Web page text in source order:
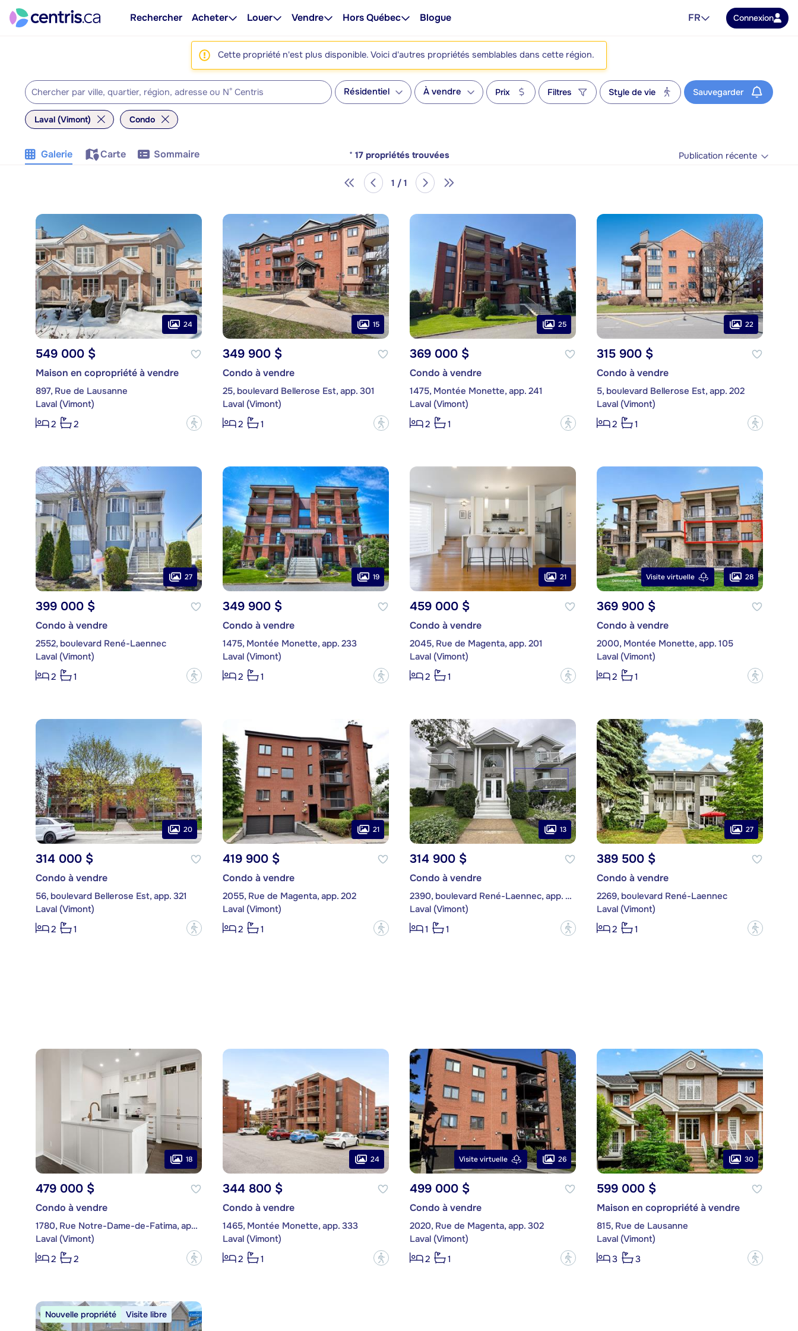
Rechercher Acheter Louer Vendre Hors Québec Blogue FR Connexion
Cette propriété n'est plus disponible. Voici d'autres propriétés semblables dans cette région.
Résidentiel À vendre Prix Filtres Style de vie Sauvegarder
Laval (Vimont) Condo
Galerie Carte Sommaire * 17 propriétés trouvées Publication récente
1 / 1
24
549 000 $
Maison en copropriété à vendre
897, Rue de Lausanne
Laval (Vimont)
2
2 ?
15
349 900 $
Condo à vendre
25, boulevard Bellerose Est, app. 301
Laval (Vimont)
2
1 ?
25
369 000 $
Condo à vendre
1475, Montée Monette, app. 241
Laval (Vimont)
2
1 ?
22
315 900 $
Condo à vendre
5, boulevard Bellerose Est, app. 202
Laval (Vimont)
2
1 ?
27
399 000 $
Condo à vendre
2552, boulevard René-Laennec
Laval (Vimont)
2
1 ?
19
349 900 $
Condo à vendre
1475, Montée Monette, app. 233
Laval (Vimont)
2
1 ?
21
459 000 $
Condo à vendre
2045, Rue de Magenta, app. 201
Laval (Vimont)
2
1 ?
Visite virtuelle 28
369 900 $
Condo à vendre
2000, Montée Monette, app. 105
Laval (Vimont)
2
1 ?
20
314 000 $
Condo à vendre
56, boulevard Bellerose Est, app. 321
Laval (Vimont)
2
1 ?
21
419 900 $
Condo à vendre
2055, Rue de Magenta, app. 202
Laval (Vimont)
2
1 ?
13
314 900 $
Condo à vendre
2390, boulevard René-Laennec, app. 202
Laval (Vimont)
1
1 ?
27
389 500 $
Condo à vendre
2269, boulevard René-Laennec
Laval (Vimont)
2
1 ?
18
479 000 $
Condo à vendre
1780, Rue Notre-Dame-de-Fatima, app. 502
Laval (Vimont)
2
2 ?
24
344 800 $
Condo à vendre
1465, Montée Monette, app. 333
Laval (Vimont)
2
1 ?
Visite virtuelle 26
499 000 $
Condo à vendre
2020, Rue de Magenta, app. 302
Laval (Vimont)
2
1 ?
30
599 000 $
Maison en copropriété à vendre
815, Rue de Lausanne
Laval (Vimont)
3
3 ?
Nouvelle propriété Visite libre